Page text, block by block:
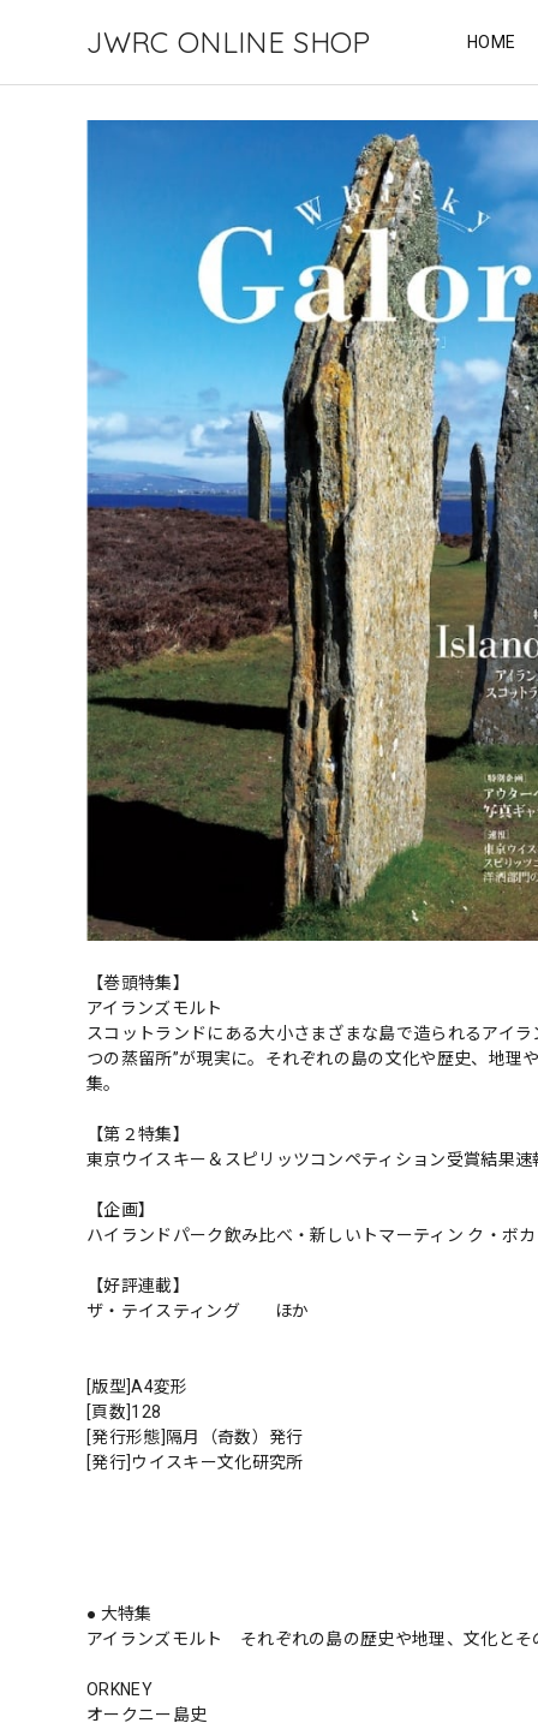
JWRC ONLINE SHOP HOME
【巻頭特集】
アイランズモルト
スコットランドにある大小さまざまな島で造られるアイ
つの蒸留所”が現実に。それぞれの島の文化や歴史、地理
集。
【第２特集】
東京ウイスキー＆スピリッツコンペティション受賞結果速
【企画】
ハイランドパーク飲み比べ・新しいトマーティン ク・ボ
【好評連載】
ザ・テイスティング ほか
[版型]A4変形
[頁数]128
[発行形態]隔月（奇数）発行
[発行]ウイスキー文化研究所
● 大特集
アイランズモルト それぞれの島の歴史や地理、文化とそ
ORKNEY
オークニー島史